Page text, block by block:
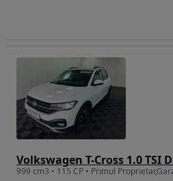
Volkswagen T-Cross 1.0 TSI
999 cm3 • 115 CP • Primul